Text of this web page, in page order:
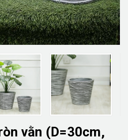
vằn (D=30cm,